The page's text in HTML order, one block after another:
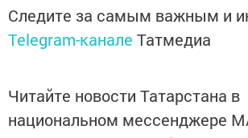
Следите за самым важным и
Telegram-канале Татмедиа
Читайте новости Татарстана в
национальном мессенджере